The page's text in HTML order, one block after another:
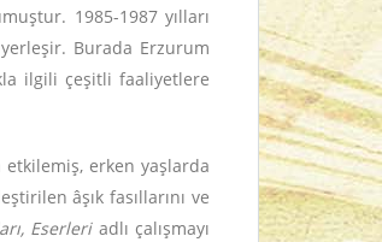
1985-1987 yılları
Burada Erzurum
ilgili çeşitli faaliyetlere
etkilemiş, erken yaşlarda
âşık fasıllarını ve
Eserleriadlı çalışmayı